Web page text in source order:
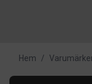
Hem /